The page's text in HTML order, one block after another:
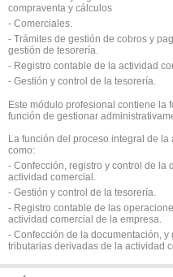
compraventa y cálculos
- Comerciales.
- Trámites de gestión de cobros y
gestión de tesorería.
- Registro contable de la actividad
- Gestión y control de la tesorería.
Este módulo profesional contiene la
función de gestionar
La función del proceso integral de
como:
- Confección, registro y control de la
actividad comercial.
- Gestión y control de la tesorería.
- Registro contable de las
actividad comercial de la empresa.
- Confección de la documentación,
tributarias derivadas de la actividad